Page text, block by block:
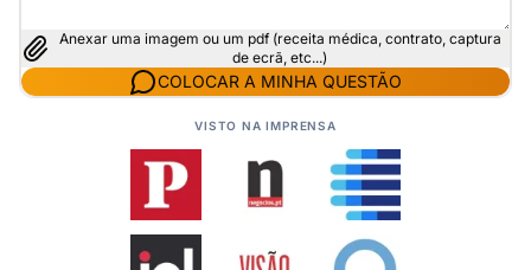
Anexar uma imagem ou um pdf (receita médica, contrato, captura
de ecrã, etc...)
COLOCAR A MINHA QUESTÃO
VISTO NA IMPRENSA